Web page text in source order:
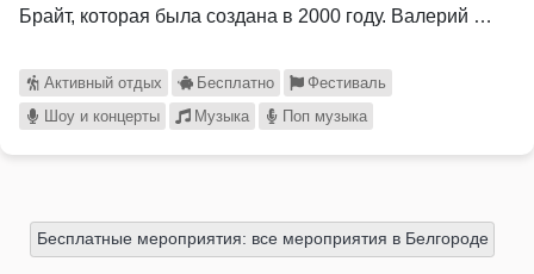
Брайт, которая была создана в 2000 году. Валерий …
Активный отдых Бесплатно
Фестиваль
Шоу и концерты
Музыка Поп музыка
Бесплатные мероприятия: все мероприятия в Белгороде